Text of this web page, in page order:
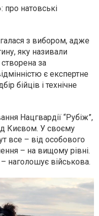
про натовські
з вибором, адже
яку називали
за
є експертне
бійців і технічне
Нацгвардії “Рубіж”,
Києвом. У своєму
все – від особового
– на вищому рівні.
наголошує військова.